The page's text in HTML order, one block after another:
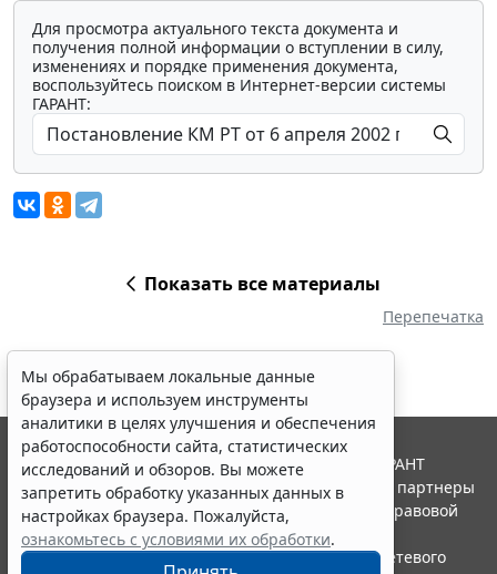
Для просмотра актуального текста документа и
получения полной информации о вступлении в силу,
изменениях и порядке применения документа,
воспользуйтесь поиском в Интернет-версии системы
ГАРАНТ:
Показать все материалы
Перепечатка
Мы обрабатываем локальные данные
браузера и используем инструменты
аналитики в целях улучшения и обеспечения
работоспособности сайта, статистических
исследований и обзоров. Вы можете
запретить обработку указанных данных в
настройках браузера. Пожалуйста,
ознакомьтесь с условиями их обработки.
© ООО "НПП "ГАРАНТ-СЕРВИС", 2026. Система ГАРАНТ
выпускается с 1990 года. Компания "Гарант" и ее партнеры
являются участниками Российской ассоциации правовой
информации ГАРАНТ.
Портал ГАРАНТ.РУ зарегистрирован в качестве сетевого